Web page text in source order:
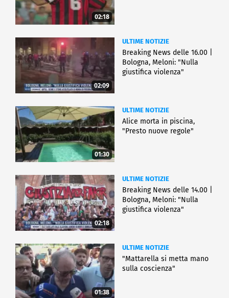
02:18
02:09
ULTIME NOTIZIE
Breaking News delle 16.00 |
Bologna, Meloni: "Nulla
giustifica violenza"
01:30
ULTIME NOTIZIE
Alice morta in piscina,
"Presto nuove regole"
02:18
ULTIME NOTIZIE
Breaking News delle 14.00 |
Bologna, Meloni: "Nulla
giustifica violenza"
01:38
ULTIME NOTIZIE
"Mattarella si metta mano
sulla coscienza"